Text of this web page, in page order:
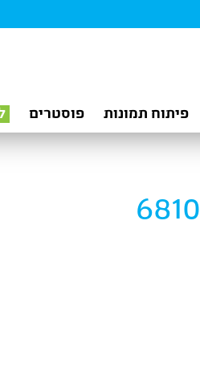
פיתוח תמונות פוסטרים